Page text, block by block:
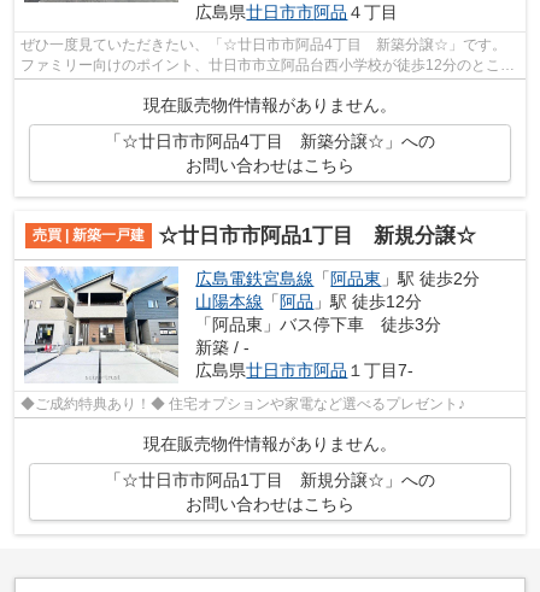
広島県廿日市市阿品 ４丁目
ぜひ一度見ていただきたい、「☆廿日市市阿品4丁目 新築分譲☆」です。
ファミリー向けのポイント、廿日市市立阿品台西小学校が徒歩12分のところ
にあります。価格3,690万円のお住まいは...
現在販売物件情報がありません。
「☆廿日市市阿品4丁目 新築分譲☆」への
お問い合わせはこちら
売買 | 新築一戸建 ☆廿日市市阿品1丁目 新規分譲☆
広島電鉄宮島線 「 阿品東 」駅 徒歩2分
山陽本線 「 阿品 」駅 徒歩12分
「阿品東」バス停下車 徒歩3分
新築 / -
広島県廿日市市阿品 １丁目7-
◆ご成約特典あり！◆ 住宅オプションや家電など選べるプレゼント♪
現在販売物件情報がありません。
「☆廿日市市阿品1丁目 新規分譲☆」への
お問い合わせはこちら